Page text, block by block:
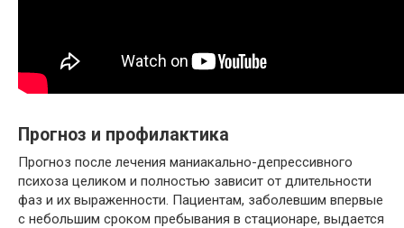
Прогноз и профилактика
Прогноз после лечения маниакально-депрессивного
психоза целиком и полностью зависит от длительности
фаз и их выраженности. Пациентам, заболевшим впервые
с небольшим сроком пребывания в стационаре, выдается